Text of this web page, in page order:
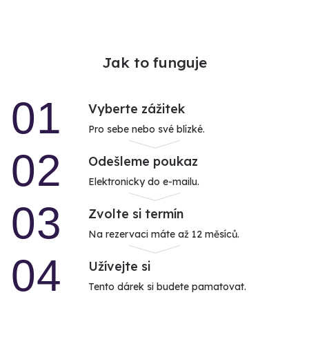
Jak to funguje
01 Vyberte zážitek
Pro sebe nebo své blízké.
02 Odešleme poukaz
Elektronicky do e-mailu.
03 Zvolte si termín
Na rezervaci máte až 12 měsíců.
04 Užívejte si
Tento dárek si budete pamatovat.